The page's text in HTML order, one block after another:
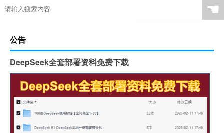
☚
公告
DeepSeek全套部署资料免费下载